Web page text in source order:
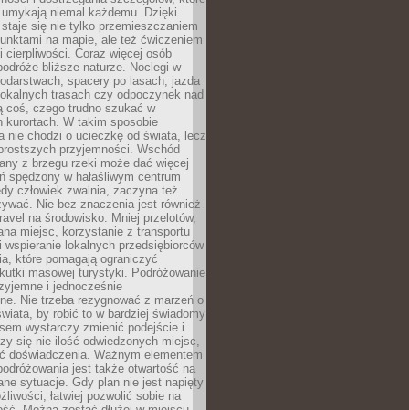
niemal każdemu. Dzięki
się nie tylko przemieszczaniem
na mapie, ale też ćwiczeniem
cierpliwości. Coraz więcej osób
bliższe naturze. Noclegi w
spacery po lasach, jazda
trasach czy odpoczynek nad
coś, czego trudno szukać w
kurortach. W takim sposobie
nie chodzi o ucieczkę od świata, lecz
przyjemności. Wschód
z brzegu rzeki może dać więcej
spędzony w hałaśliwym centrum
człowiek zwalnia, zaczyna też
Nie bez znaczenia jest również
na środowisko. Mniej przelotów,
miejsc, korzystanie z transportu
wspieranie lokalnych przedsiębiorców
które pomagają ograniczyć
masowej turystyki. Podróżowanie
i jednocześnie
Nie trzeba rezygnować z marzeń o
by robić to w bardziej świadomy
wystarczy zmienić podejście i
się nie ilość odwiedzonych miejsc,
doświadczenia. Ważnym elementem
jest także otwartość na
sytuacje. Gdy plan nie jest napięty
łatwiej pozwolić sobie na